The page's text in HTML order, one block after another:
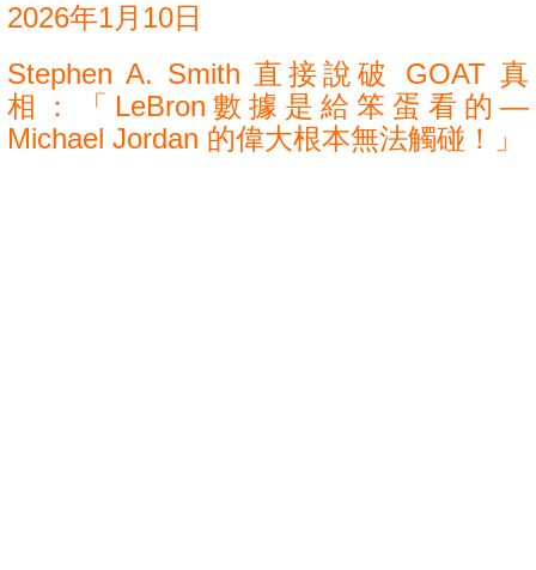
2026年1月10日
Stephen A. Smith 直接說破 GOAT 真
相：「LeBron數據是給笨蛋看的—
Michael Jordan 的偉大根本無法觸碰！」